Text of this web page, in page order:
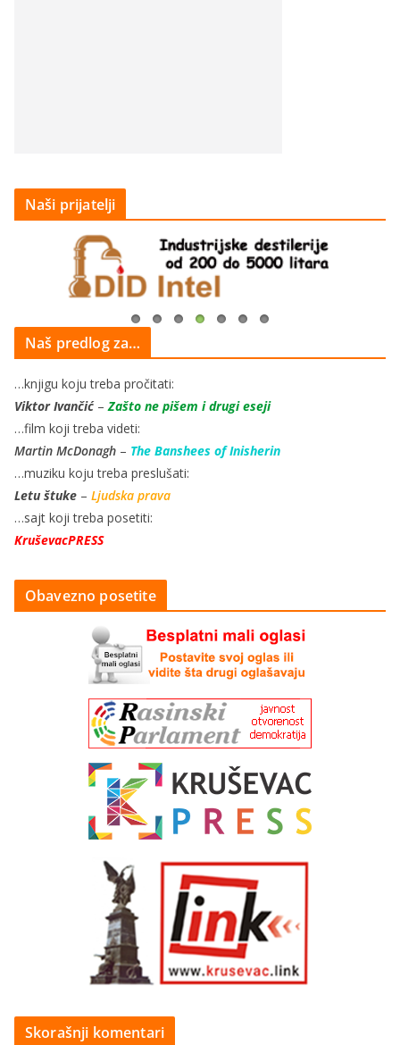
Naši prijatelji
Naš predlog za…
…knjigu koju treba pročitati:
Viktor Ivančić–Zašto ne pišem i drugi eseji
…film koji treba videti:
Martin McDonagh – The Banshees of Inisherin
…muziku koju treba preslušati:
Letu štuke – Ljudska prava
…sajt koji treba posetiti:
KruševacPRESS
Obavezno posetite
Skorašnji komentari